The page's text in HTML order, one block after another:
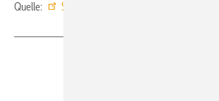
Quelle:
Stiebel Eltron